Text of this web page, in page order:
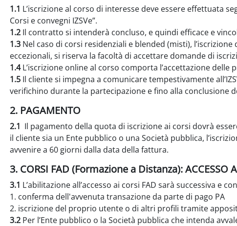
1.1 L’iscrizione al corso di interesse deve essere effettuata
Corsi e convegni IZSVe”.
1.2 Il contratto si intenderà concluso, e quindi efficace e
1.3 Nel caso di corsi residenziali e blended (misti),
eccezionali, si riserva la facoltà di accettare domande di
1.4L’iscrizione online al corso comporta l’accettazione
1.5 Il cliente si impegna a comunicare tempestivamente
verifichino durante la partecipazione e fino alla conclusione
2. PAGAMENTO
2.1 Il pagamento della quota di iscrizione ai corsi dovrà
il cliente sia un Ente pubblico o una Società pubblica,
avvenire a 60 giorni dalla data della fattura.
3. CORSI FAD (Formazione a Distanza): ACCESSO
3.1 L’abilitazione all’accesso ai corsi FAD sarà successiva e
1. conferma dell'avvenuta transazione da parte di pago PA
2. iscrizione del proprio utente o di altri profili tramite
3.2 Per l’Ente pubblico o la Società pubblica che intenda